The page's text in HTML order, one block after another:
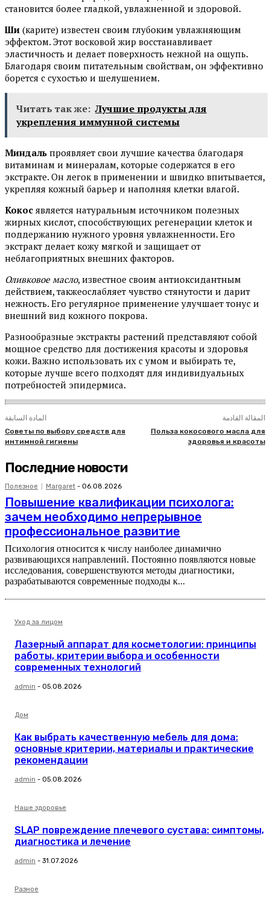
становится более гладкой, увлажненной и здоровой.
Ши (карите) известен своим глубоким увлажняющим
эффектом. Этот восковой жир восстанавливает
эластичность и делает поверхность нежной на ощупь.
Благодаря своим питательным свойствам, он эффективно
борется с сухостью и шелушением.
Читать так же: Лучшие продукты для
укрепления иммунной системы
Миндаль проявляет свои лучшие качества благодаря
витаминам и минералам, которые содержатся в его
экстракте. Он легок в применении и швидко впитывается,
укрепляя кожный барьер и наполняя клетки влагой.
Кокосявляется натуральным источником полезных
жирных кислот, способствующих регенерации клеток и
поддержанию нужного уровня увлажненности. Его
экстракт делает кожу мягкой и защищает от
неблагоприятных внешних факторов.
Оливковое масло, известное своим антиоксидантным
действием, такжеослабляет чувство стянутости и дарит
нежность. Его регулярное применение улучшает тонус и
внешний вид кожного покрова.
Разнообразные экстракты растений представляют собой
мощное средство для достижения красоты и здоровья
кожи. Важно использовать их с умом и выбирать те,
которые лучше всего подходят для индивидуальных
потребностей эпидермиса.
المادة السابقة
Советы по выбору средств для
интимной гигиены
المقالة القادمة
Польза кокосового масла для
здоровья и красоты
Последние новости
Полезное Margaret - 06.08.2026
Повышение квалификации психолога:
зачем необходимо непрерывное
профессиональное развитие
Психология относится к числу наиболее динамично
развивающихся направлений. Постоянно появляются новые
исследования, совершенствуются методы диагностики,
разрабатываются современные подходы к...
Уход за лицом
Лазерный аппарат для косметологии: принципы
работы, критерии выбора и особенности
современных технологий
admin - 05.08.2026
Дом
Как выбрать качественную мебель для дома:
основные критерии, материалы и практические
рекомендации
admin - 05.08.2026
Наше здоровье
SLAP повреждение плечевого сустава: симптомы,
диагностика и лечение
admin - 31.07.2026
Разное